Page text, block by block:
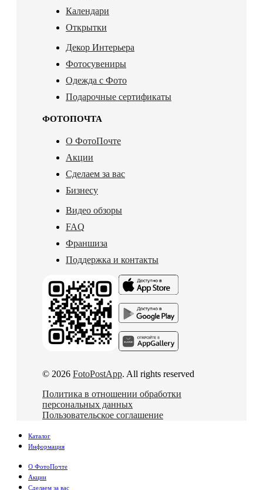
Календари
Открытки
Декор Интерьера
Фотосувениры
Одежда с Фото
Подарочные сертификаты
ФОТОПОЧТА
О ФотоПочте
Акции
Сделаем за вас
Бизнесу
Видео обзоры
FAQ
Франшиза
Поддержка и контакты
© 2026 FotoPostApp. All rights reserved
Политика в отношении обработки
персональных данных
Пользовательское соглашение
Каталог
Информация
О ФотоПочте
Акции
Сделаем за вас